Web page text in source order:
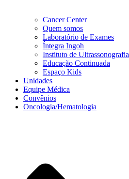
Cancer Center
Quem somos
Laboratório de Exames
Íntegra Ingoh
Instituto de Ultrassonografia
Educação Continuada
Espaço Kids
Unidades
Equipe Médica
Convênios
Oncologia/Hematologia